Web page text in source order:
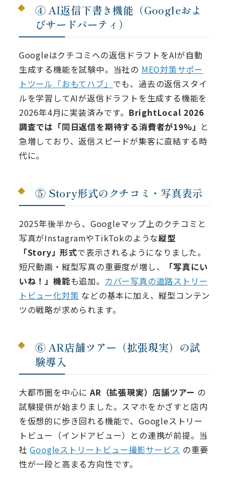
④ AI返信下書き機能（Googleおよ
びサードパーティ）
Googleはクチコミへの返信ドラフトをAIが自動
生成する機能を試験中。当社の MEO対策サポー
トツール「おもてハブ」 でも、過去の返信スタイ
ルを学習してAIが返信ドラフトを生成する機能を
2026年4月に実装済みです。 BrightLocal 2026
調査では「同日返信を期待する消費者が19%」 と
急増しており、返信スピードが集客に直結する時
代に。
⑤ Story形式のクチコミ・写真表示
2025年後半から、Googleマップ上のクチコミと
写真がInstagramやTikTokのような縦型
「Story」形式で表示されるようになりました。
短尺動画・縦型写真の重要度が増し、
「写真にい
いね！」機能も追加。 カバー写真の道路ストリー
トビュー化対策 などの基本に加え、縦型コンテン
ツの戦略が求められます。
⑥ AR店舗ツアー（拡張現実）の試
験導入
大都市圏を中心にAR（拡張現実）店舗ツアー の
試験提供が始まりました。スマホをかざすと店内
を仮想的に歩き回れる機能で、Googleストリー
トビュー（インドアビュー）との連携が前提。当
社Googleストリートビュー撮影サービス の重要
性が一段と高まる方向性です。